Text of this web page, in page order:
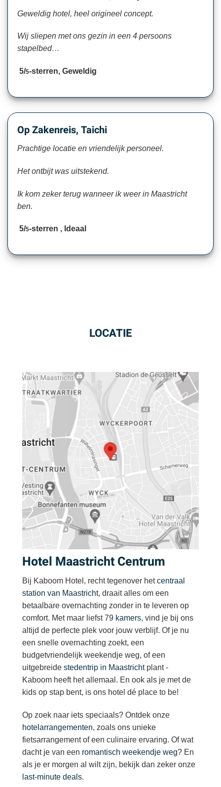
Geweldig hotel, heel origineel concept.
Wij sliepen met ons gezin in een 4 persoons
stapelbed…
5/5-sterren, Geweldig
Op Zakenreis, Taichi
Prachtige locatie en vriendelijk personeel.
Het ontbijt was uitstekend.
Ik kom zeker terug wanneer ik weer in Maastricht
ben.
5/5-sterren , Ideaal
LOCATIE
Hotel Maastricht Centrum
Bij Kaboom Hotel, recht tegenover hetcentraal
station van Maastricht, draait alles om een
betaalbare overnachting zonder in te leveren op
comfort. Met maar liefst 79 kamers, vind je bij ons
altijd de perfecte plek voor jouw verblijf. Of je nu
een snelle overnachting zoekt, een
budgetvriendelijk weekendje weg, of een
uitgebreide stedentrip in Maastrichtplant -
Kaboom heeft het allemaal. En ook als je met de
kids op stap bent, is ons hotel dé place to be!
Op zoek naar iets speciaals? Ontdek onze
hotelarrangementen, zoals ons unieke
fietsarrangement of een culinaire ervaring. Of wat
dacht je van een romantisch weekendje weg? En
als je er morgen al wilt zijn, bekijk dan zeker onze
last-minute deals.